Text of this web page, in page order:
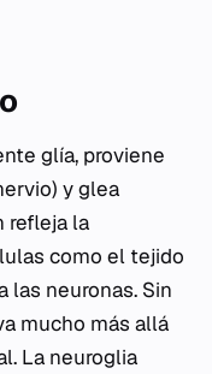
glía, proviene
yglea
refleja la
como el tejido
las neuronas. Sin
mucho más allá
La neuroglia